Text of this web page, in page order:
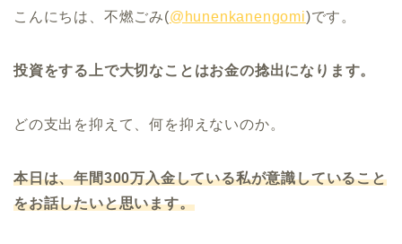
こんにちは、不燃ごみ(@hunenkanengomi)です。
投資をする上で大切なことはお金の捻出になります。
どの支出を抑えて、何を抑えないのか。
本日は、年間300万入金している私が意識していること
をお話したいと思います。